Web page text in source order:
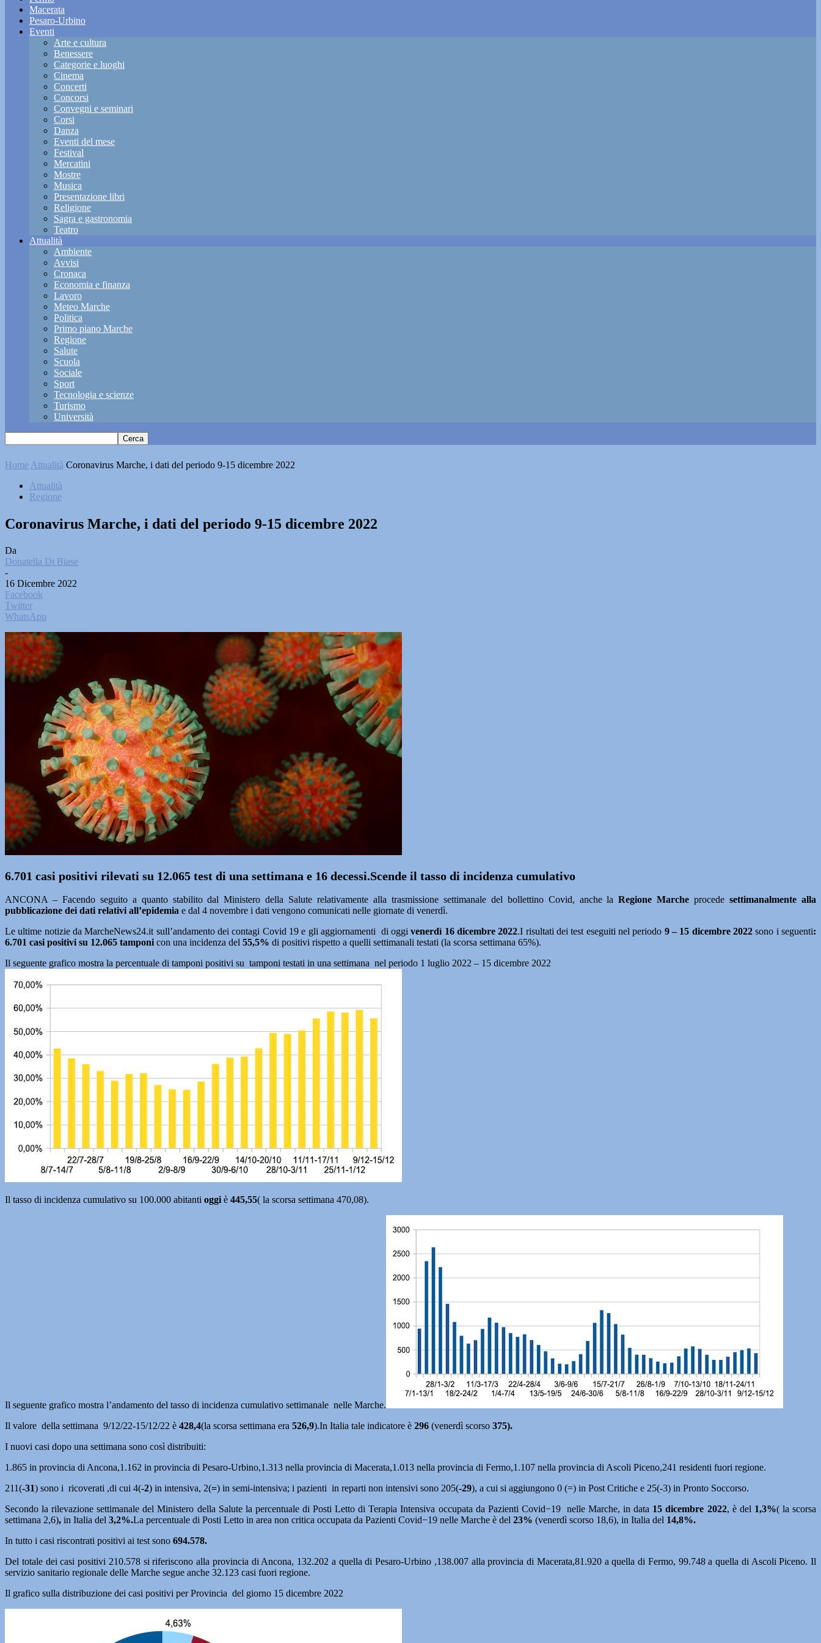
Macerata
Pesaro-Urbino
Eventi
Arte e cultura
Benessere
Categorie e luoghi
Cinema
Concerti
Concorsi
Convegni e seminari
Corsi
Danza
Eventi del mese
Festival
Mercatini
Mostre
Musica
Presentazione libri
Religione
Sagra e gastronomia
Teatro
Attualità
Ambiente
Avvisi
Cronaca
Economia e finanza
Lavoro
Meteo Marche
Politica
Primo piano Marche
Regione
Salute
Scuola
Sociale
Sport
Tecnologia e scienze
Turismo
Università
Home Attualità Coronavirus Marche, i dati del periodo 9-15 dicembre 2022
Attualità
Regione
Coronavirus Marche, i dati del periodo 9-15 dicembre 2022
Da
Donatella Di Biase
-
16 Dicembre 2022
Facebook
Twitter
WhatsApp
6.701 casi positivi rilevati su 12.065 test di una settimana e 16 decessi.Scende il tasso di incidenza cumulativo
ANCONA – Facendo seguito a quanto stabilito dal Ministero della Salute relativamente alla trasmissione settimanale del bollettino Covid, anche laRegione Marche procedesettimanalmente alla
pubblicazione dei dati relativi all’epidemia e dal 4 novembre i dati vengono comunicati nelle giornate di venerdì.
Le ultime notizie da MarcheNews24.it sull’andamento dei contagi Covid 19 e gli aggiornamenti di oggivenerdì 16 dicembre2022.I risultati dei test eseguiti nel periodo 9 – 15 dicembre 2022 sono i seguenti:
6.701 casi positivi su 12.065 tamponi con una incidenza del 55,5% di positivi rispetto a quelli settimanali testati (la scorsa settimana 65%).
Il seguente grafico mostra la percentuale di tamponi positivi su tamponi testati in una settimana nel periodo 1 luglio 2022 – 15 dicembre 2022
Il tasso di incidenza cumulativo su 100.000 abitanti oggi è 445,55( la scorsa settimana 470,08).
Il seguente grafico mostra l’andamento del tasso di incidenza cumulativo settimanale nelle Marche.
Il valore della settimana 9/12/22-15/12/22 è 428,4(la scorsa settimana era 526,9).In Italia tale indicatore è 296 (venerdì scorso 375).
I nuovi casi dopo una settimana sono così distribuiti:
1.865 in provincia di Ancona,1.162 in provincia di Pesaro-Urbino,1.313 nella provincia di Macerata,1.013 nella provincia di Fermo,1.107 nella provincia di Ascoli Piceno,241 residenti fuori regione.
211(-31) sono i ricoverati ,di cui 4(-2) in intensiva, 2(=) in semi-intensiva; i pazienti in reparti non intensivi sono 205(-29), a cui si aggiungono 0 (=) in Post Critiche e 25(-3) in Pronto Soccorso.
Secondo la rilevazione settimanale del Ministero della Salute la percentuale di Posti Letto di Terapia Intensiva occupata da Pazienti Covid−19 nelle Marche, in data 15 dicembre 2022, è del 1,3%( la scorsa
settimana 2,6), in Italia del 3,2%.La percentuale di Posti Letto in area non critica occupata da Pazienti Covid−19 nelle Marche è del 23% (venerdì scorso 18,6), in Italia del 14,8%.
In tutto i casi riscontrati positivi ai test sono 694.578.
Del totale dei casi positivi 210.578 si riferiscono alla provincia di Ancona, 132.202 a quella di Pesaro-Urbino ,138.007 alla provincia di Macerata,81.920 a quella di Fermo, 99.748 a quella di Ascoli Piceno. Il
servizio sanitario regionale delle Marche segue anche 32.123 casi fuori regione.
Il grafico sulla distribuzione dei casi positivi per Provincia del giorno 15 dicembre 2022